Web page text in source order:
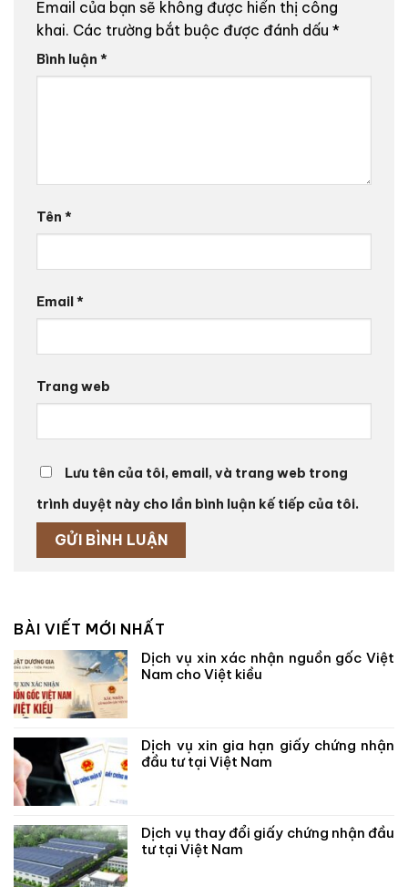
Email của bạn sẽ không được hiển thị công
khai. Các trường bắt buộc được đánh dấu *
Bình luận *
Tên *
Email*
Trang web
Lưu tên của tôi, email, và trang web trong
trình duyệt này cho lần bình luận kế tiếp của tôi.
BÀI VIẾT MỚI NHẤT
Dịch vụ xin xác nhận nguồn gốc Việt
Nam cho Việt kiều
Dịch vụ xin gia hạn giấy chứng nhận
đầu tư tại Việt Nam
Dịch vụ thay đổi giấy chứng nhận đầu
tư tại Việt Nam